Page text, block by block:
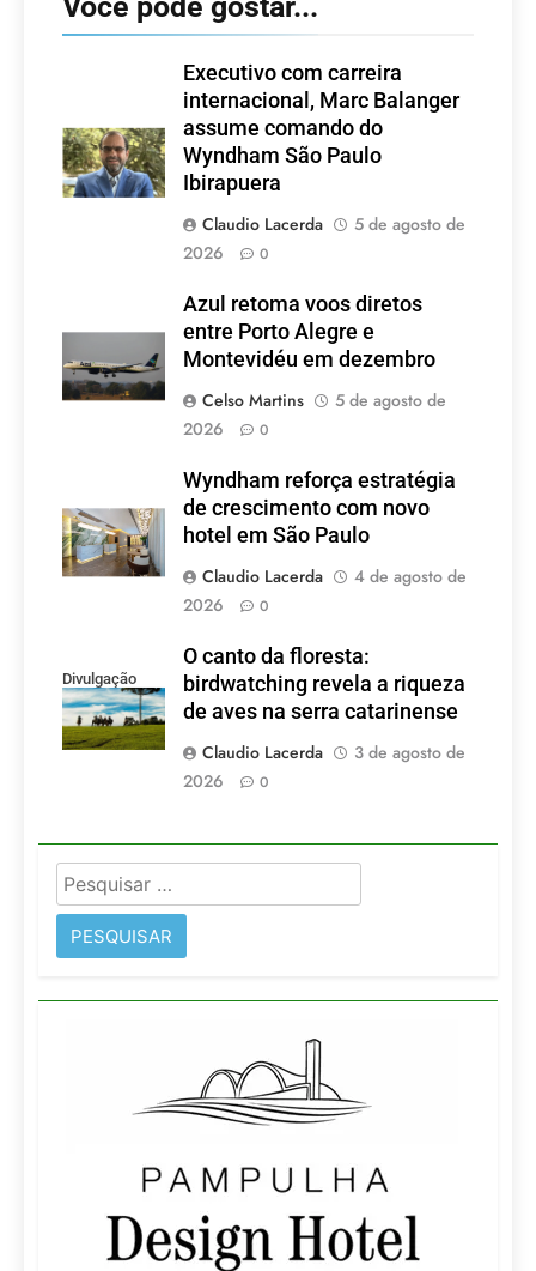
Executivo com carreira
internacional, Marc Balanger
assume comando do
Wyndham São Paulo
Ibirapuera
Claudio Lacerda
5 de agosto de
2026
0
Azul retoma voos diretos
entre Porto Alegre e
Montevidéu em dezembro
Celso Martins
5 de agosto de
2026
0
Wyndham reforça estratégia
de crescimento com novo
hotel em São Paulo
Claudio Lacerda
4 de agosto de
2026
0
Divulgação
O canto da floresta:
birdwatching revela a riqueza
de aves na serra catarinense
Claudio Lacerda
3 de agosto de
2026
0
Pesquisar
por: